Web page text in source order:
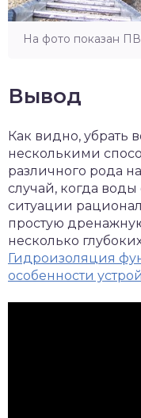
На фото показан
Вывод
Как видно, убрать
несколькими
различного рода
случай, когда воды
ситуации
простую
несколько
Гидроизоляция
особенности